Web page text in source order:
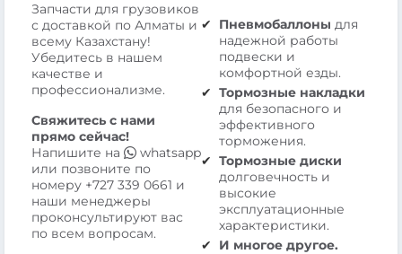
Запчасти для грузовиков
с доставкой по Алматы и
всему Казахстану!
Убедитесь в нашем
качестве и
профессионализме.
Свяжитесь с нами
прямо сейчас!
Напишите на
whatsapp
или позвоните по
номеру +727 339 0661 и
наши менеджеры
проконсультируют вас
по всем вопросам.
Пневмобаллоны для
надежной работы
подвески и
комфортной езды.
Тормозные накладки
для безопасного и
эффективного
торможения.
Тормозные диски
долговечность и
высокие
эксплуатационные
характеристики.
И многое другое.